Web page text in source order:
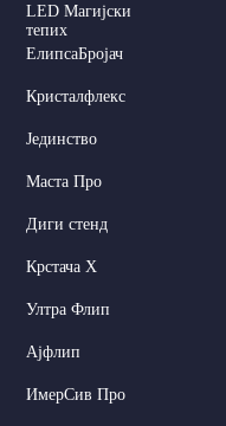
LED Магијски
тепих
ЕлипсаБројач
Кристалфлекс
Јединство
Маста Про
Диги стенд
Крстача X
Ултра Флип
Ајфлип
ИмерСив Про